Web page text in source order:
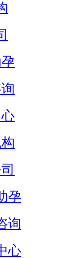
孕
询
心